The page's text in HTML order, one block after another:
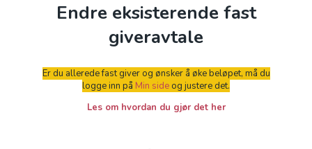
GAVE FRA BEDRIFT
Endre eksisterende fast
giveravtale
Er du allerede fast giver og ønsker å øke beløpet, må du
logge inn på Min side og justere det.
Les om hvordan du gjør det her